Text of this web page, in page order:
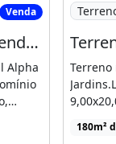
Venda
Loteamento À Venda em Utinga - Al
Alpha
Terreno
com
180m²